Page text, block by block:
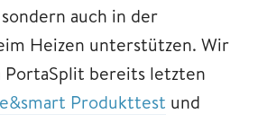
auch in der
Heizen unterstützen. Wir
PortaSplit bereits letzten
Produkttest und